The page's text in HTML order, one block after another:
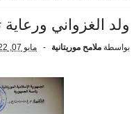
ولد الغزواني
بواسطة ملامح موريتانية مايو 07, 2022